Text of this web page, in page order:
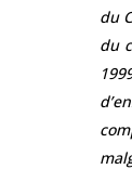
du
du